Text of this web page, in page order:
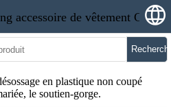
en plastique non coupé
le soutien-gorge.